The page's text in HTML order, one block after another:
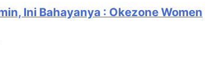
Ini Bahayanya : Okezone Women